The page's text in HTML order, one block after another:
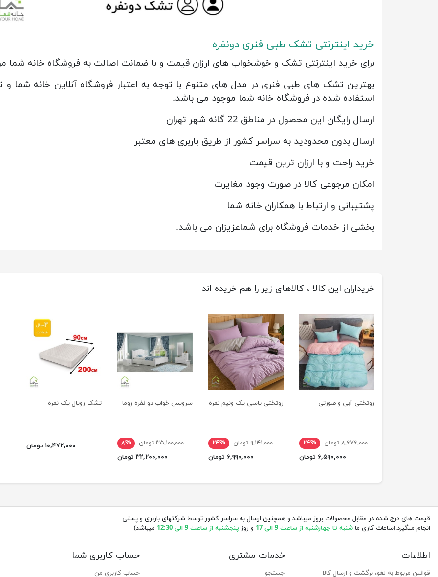
خرید اینترنتی تشک طبی فنری دونفره
برای خرید اینترنتی تشک و خوشخواب های ارزان قیمت و با ضمانت اصالت به فروشگاه خانه شما
بهترین تشک های طبی فنری در مدل های متنوع با توجه به اعتبار فروشگاه آنلاین خانه شما و
استفاده شده در فروشگاه خانه شما موجود می باشد.
ارسال رایگان این محصول در مناطق 22 گانه شهر تهران
ارسال بدون محدودید به سراسر کشور از طریق باربری های معتبر
خرید راحت و با ارزان ترین قیمت
امکان مرجوعی کالا در صورت وجود مغایرت
پشتیبانی و ارتباط با همکاران خانه شما
بخشی از خدمات فروشگاه برای شماعزیزان می باشد.
خریداران این کالا ، کالاهای زیر را هم خریده اند
روتختی آبی و صورتی
۸,۶۷۶,۰۰۰ تومان
۲۴%
۶,۵۹۰,۰۰۰ تومان
روتختی یاسی یک ونیم نفره
۹,۱۴۱,۰۰۰ تومان
۲۴%
۶,۹۹۰,۰۰۰ تومان
سرویس خواب دو نفره روما
۳۵,۱۰۰,۰۰۰ تومان
۸%
۳۲,۲۰۰,۰۰۰ تومان
تشک رویال یک نفره
۱۰,۴۷۲,۰۰۰ تومان
قیمت های درج شده در مقابل محصولات بروز میباشد و همچنین ارسال به سراسر کشور توسط شرکتهای باربری و پستی
انجام میگیرد.(ساعات کاری ما شنبه تا چهارشنبه از ساعت 9 الی 17 و روز پنجشنبه از ساعت 9 الی 12:30 میباشد)
اطلاعات
قوانین مربوط به لغو، برگشت و ارسال کالا
خدمات مشتری
جستجو
حساب کاربری شما
حساب کاربری من